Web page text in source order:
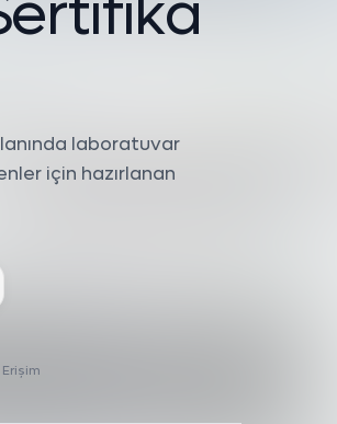
laboratuvar
için hazırlanan